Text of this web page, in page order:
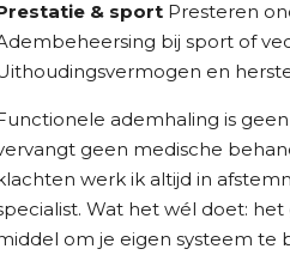
& sportPresteren
bij sport of
en
ademhaling is
geen medische
werk ik altijd in
Wat het wél doet:
om je eigen systeem te